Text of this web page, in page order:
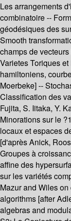
Les arrangements
combinatoire --
géodésiques des
Smooth
champs de
Varietes Toriques
hamiltoniens,
Moerbeke] --
Classification des
Fujita, S. Iitaka, Y.
Minorations sur le
locaux et espaces
[d'après Anick,
Groupes à
affine des
sur les variétés
Mazur and Wiles
algorithms [after
algebras and